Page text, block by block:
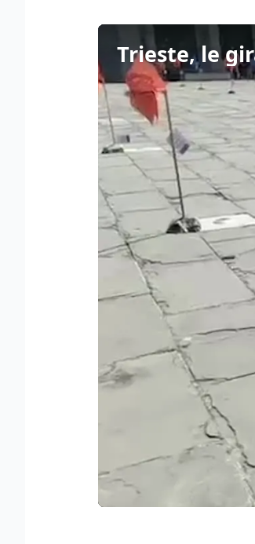
Trieste, le